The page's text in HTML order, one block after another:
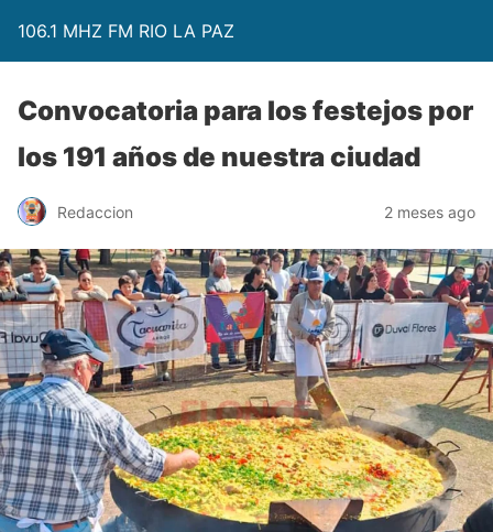
106.1 MHZ FM RIO LA PAZ
Convocatoria para los festejos por
los 191 años de nuestra ciudad
Redaccion 2 meses ago